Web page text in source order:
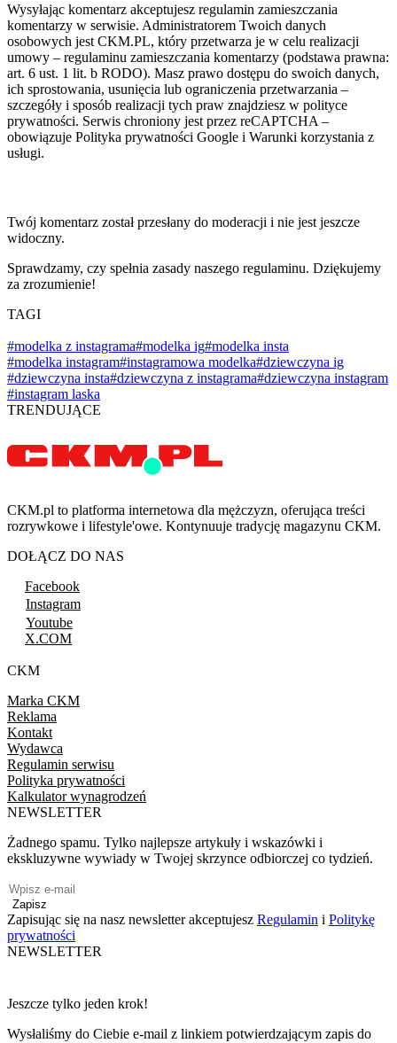
Wysyłając komentarz akceptujesz regulamin zamieszczania
komentarzy w serwisie. Administratorem Twoich danych
osobowych jest CKM.PL, który przetwarza je w celu realizacji
umowy – regulaminu zamieszczania komentarzy (podstawa prawna:
art. 6 ust. 1 lit. b RODO). Masz prawo dostępu do swoich danych,
ich sprostowania, usunięcia lub ograniczenia przetwarzania –
szczegóły i sposób realizacji tych praw znajdziesz w polityce
prywatności. Serwis chroniony jest przez reCAPTCHA –
obowiązuje Polityka prywatności Google i Warunki korzystania z
usługi.
Twój komentarz został przesłany do moderacji i nie jest jeszcze
widoczny.
Sprawdzamy, czy spełnia zasady naszego regulaminu. Dziękujemy
za zrozumienie!
TAGI
#modelka z instagrama#modelka ig#modelka insta
#modelka instagram#instagramowa modelka#dziewczyna ig
#dziewczyna insta#dziewczyna z instagrama#dziewczyna instagram
#instagram laska
TRENDUJĄCE
CKM.pl to platforma internetowa dla mężczyzn, oferująca treści
rozrywkowe i lifestyle'owe. Kontynuuje tradycję magazynu CKM.
DOŁĄCZ DO NAS
Facebook
Instagram
Youtube
X.COM
CKM
Marka CKM
Reklama
Kontakt
Wydawca
Regulamin serwisu
Polityka prywatności
Kalkulator wynagrodzeń
NEWSLETTER
Żadnego spamu. Tylko najlepsze artykuły i wskazówki i
ekskluzywne wywiady w Twojej skrzynce odbiorczej co tydzień.
Zapisz
Zapisując się na nasz newsletter akceptujesz Regulamin i Politykę
prywatności
NEWSLETTER
Jeszcze tylko jeden krok!
Wysłaliśmy do Ciebie e-mail z linkiem potwierdzającym zapis do